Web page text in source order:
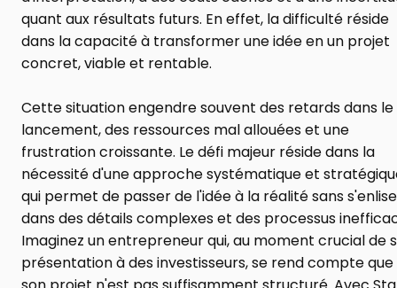
quant aux résultats futurs. En effet, la difficulté réside
dans la capacité à transformer une idée en un projet
concret, viable et rentable.
Cette situation engendre souvent des retards dans le
lancement, des ressources mal allouées et une
frustration croissante. Le défi majeur réside dans la
nécessité d'une approche systématique et
qui permet de passer de l'idée à la réalité sans
dans des détails complexes et des processus
Imaginez un entrepreneur qui, au moment crucial de
présentation à des investisseurs, se rend compte que